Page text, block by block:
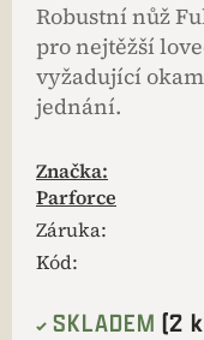
Robustní nůž
pro nejtěžší
vyžadující
jednání.
Značka:
Parforce
Záruka:
Kód:
SKLADEM (2